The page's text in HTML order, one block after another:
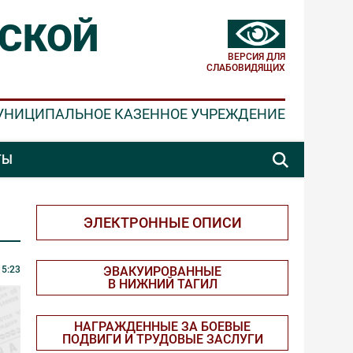
КАЗЕННОЕ УЧРЕЖДЕНИЕ
ВЕРСИЯ ДЛЯ
СЛАБОВИДЯЩИХ
5:23
ЭЛЕКТРОННЫЕ ОПИСИ
ЭВАКУИРОВАННЫЕ
В НИЖНИЙ ТАГИЛ
НАГРАЖДЕННЫЕ ЗА БОЕВЫЕ
ПОДВИГИ И ТРУДОВЫЕ ЗАСЛУГИ